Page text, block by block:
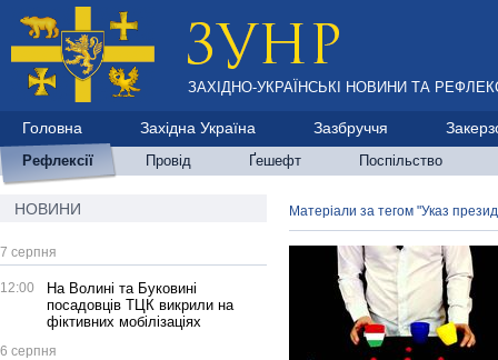
ЗАХІДНО-УКРАЇНСЬКІ НОВИНИ ТА
Головна Західна Україна Зазбруччя
Рефлексії Провід Ґешефт Поспільство
НОВИНИ
7 серпня
12:00
На Волині та Буковині
посадовців ТЦК викрили на
фіктивних мобілізаціях
6 серпня
Матеріали за тегом "Указ